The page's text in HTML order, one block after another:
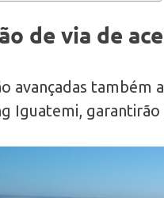
de via de
avançadas também
Iguatemi,